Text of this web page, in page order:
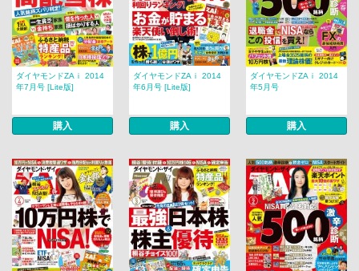
ダイヤモンドZAｉ 2014
年7月号 [Lite版]
購入
ダイヤモンドZAｉ 2014
年6月号 [Lite版]
購入
ダイヤモンドZAｉ 2014
年5月号
購入